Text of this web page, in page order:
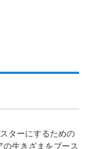
ターにするための
生きざまをブース